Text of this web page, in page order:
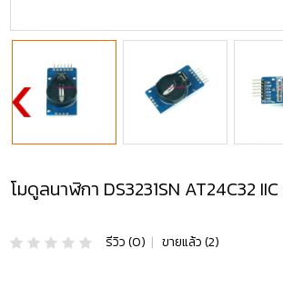
โมดูลนาฬิกา DS3231SN AT24C32
รีวิว (0) | ขายแล้ว (2)